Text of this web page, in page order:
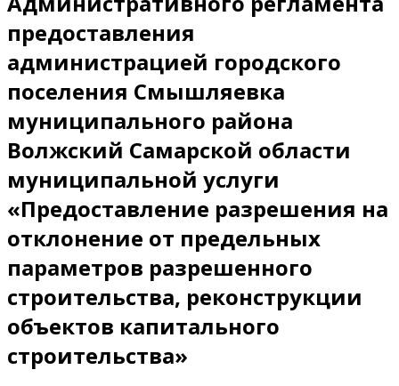
предоставления
администрацией городского
поселения Смышляевка
муниципального района
Волжский Самарской области
муниципальной услуги
«Предоставление разрешения на
отклонение от предельных
параметров разрешенного
строительства, реконструкции
объектов капитального
строительства»